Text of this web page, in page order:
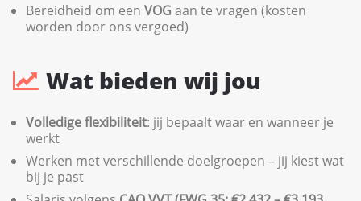
Bereidheid om een VOG aan te vragen (kosten
worden door ons vergoed)
Wat bieden wij jou
Volledige flexibiliteit: jij bepaalt waar en wanneer je
werkt
Werken met verschillende doelgroepen – jij kiest wat
bij je past